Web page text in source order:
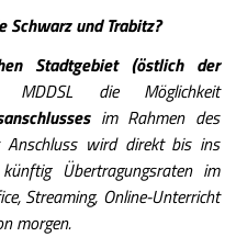
und Trabitz?
Stadtgebiet (östlich der
die Möglichkeit
im Rahmen des
Anschluss wird direkt bis ins
Übertragungsraten im
Streaming, Online-Unterricht
morgen.